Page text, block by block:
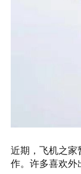
近期，飞机之家
作。许多喜欢外